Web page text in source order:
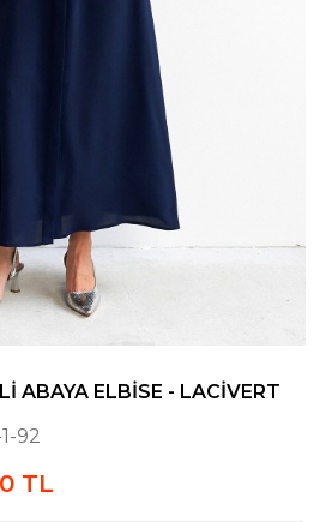
ABAYA ELBISE - LACIVERT
92
TL